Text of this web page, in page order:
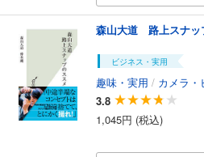
森山大道 路上スナッ
ビジネス・実用
趣味・実用 / カメラ・
3.8
1,045円 (税込)